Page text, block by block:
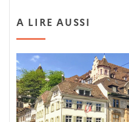
A LIRE AUSSI